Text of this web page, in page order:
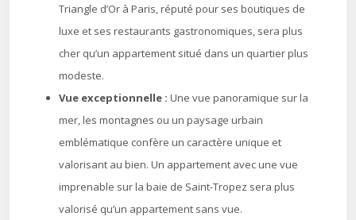
Triangle d’Or à Paris, réputé pour ses boutiques de
luxe et ses restaurants gastronomiques, sera plus
cher qu’un appartement situé dans un quartier plus
modeste.
Vue exceptionnelle : Une vue panoramique sur la
mer, les montagnes ou un paysage urbain
emblématique confère un caractère unique et
valorisant au bien. Un appartement avec une vue
imprenable sur la baie de Saint-Tropez sera plus
valorisé qu’un appartement sans vue.